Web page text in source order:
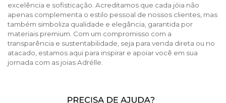
excelência e sofisticação. Acreditamos que cada jóia não
apenas complementa o estilo pessoal de nossos clientes, mas
também simboliza qualidade e elegância, garantida por
materiais premium. Com um compromisso com a
transparência e sustentabilidade, seja para venda direta ou no
atacado, estamos aqui para inspirar e apoiar você em sua
jornada com as joias Adrélle.